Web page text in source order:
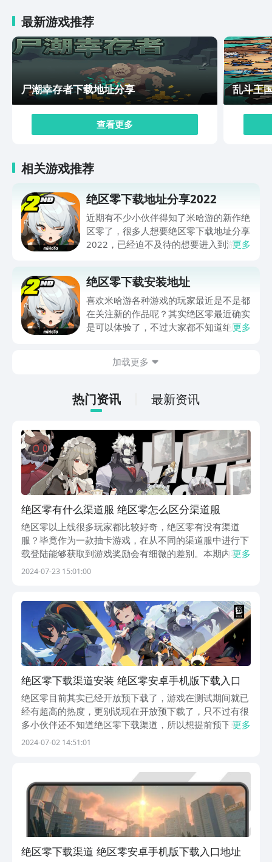
样的玩法，相信玩家在看到这些玩法时都会有一种不一样
的感受，希望大家能够引起重视。
最新游戏推荐
尸潮幸存者下载地址分享
查看更多
乱斗王
相关游戏推荐
绝区零下载地址分享2022
近期有不少小伙伴得知了米哈游的新作绝
区零了，很多人想要绝区零下载地址分享
2022，已经迫不及待的想要进入到游戏
解这款游戏再往后进行操作吧。
更多
绝区零下载安装地址
喜欢米哈游各种游戏的玩家最近是不是都
在关注新的作品呢？其实绝区零最近确实
是可以体验了，不过大家都不知道绝区零
容，大家可以通过本期的介绍来了解上面
更多
加载更多
热门资讯 最新资讯
绝区零有什么渠道服 绝区零怎么区分渠道服
绝区零以上线很多玩家都比较好奇，绝区零有没有渠道
服？毕竟作为一款抽卡游戏，在从不同的渠道服中进行下
载登陆能够获取到游戏奖励会有细微的差别。本期内容小
编就为大家带来相应的 绝区零怎么区分渠道服的方法以
游...
更多
2024-07-23 15:01:00
绝区零下载渠道安装 绝区零安卓手机版下载入口
绝区零目前其实已经开放预下载了，游戏在测试期间就已
经有超高的热度，更别说现在开放预下载了，只不过有很
多小伙伴还不知道绝区零下载渠道，所以想提前预下载的
小伙伴们点击下方的链接即可，不少小伙伴可能对于游戏
更多
2024-07-02 14:51:01
绝区零下载渠道 绝区零安卓手机版下载入口地址